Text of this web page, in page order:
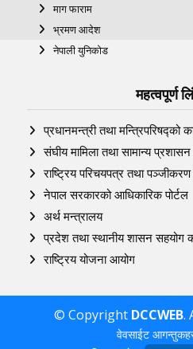
माग फाराम
भ्रमण आदेश
नेपाली युनिकोड
महत्वपूर्ण
प्रधानमन्त्री तथा मन्त्रिपरिषद्को
संघीय मामिला तथा सामान्य
राष्ट्रिय परिचयपत्र तथा पञ्‍जीकरण
नेपाल सरकारको आधिकारिक पोर्टल
अर्थ मन्त्रालय
प्रदेश तथा स्थानीय शासन सहयोग
राष्ट्रिय योजना आयोग
© Copyright DCCWEB.
वेवसाईट